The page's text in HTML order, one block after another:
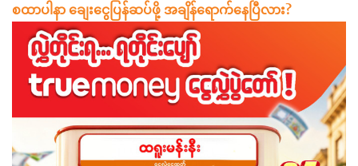
စထာပါနာ ချေးငွေပြန်ဆပ်ဖို့ အချိန်ရောက်နေပြီလား?